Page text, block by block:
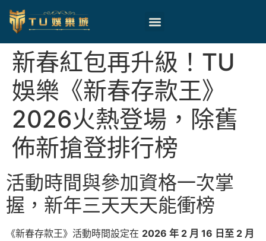
新春紅包再升級！TU
娛樂《新春存款王》
2026火熱登場，除舊
佈新搶登排行榜
活動時間與參加資格一次掌
握，新年三天天天能衝榜
《新春存款王》活動時間設定在 2026 年 2 月 16 日至 2 月